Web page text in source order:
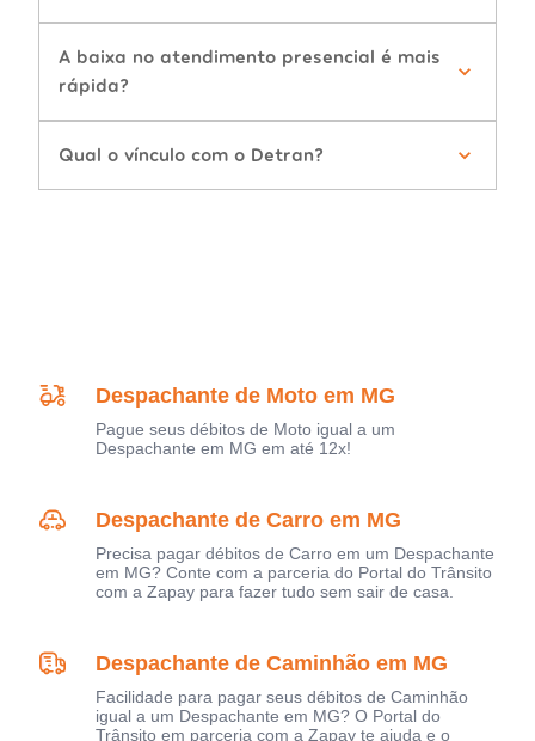
A baixa no atendimento presencial é mais
rápida?
Qual o vínculo com o Detran?
Despachante de Moto em MG
Pague seus débitos de Moto igual a um
Despachante em MG em até 12x!
Despachante de Carro em MG
Precisa pagar débitos de Carro em um Despachante
em MG? Conte com a parceria do Portal do Trânsito
com a Zapay para fazer tudo sem sair de casa.
Despachante de Caminhão em MG
Facilidade para pagar seus débitos de Caminhão
igual a um Despachante em MG? O Portal do
Trânsito em parceria com a Zapay te ajuda e o